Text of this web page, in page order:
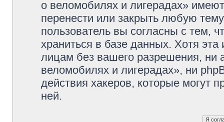
о веломобилях и лигерадах»
перенести или закрыть любую
пользователь вы согласны с тем,
храниться в базе данных. Хотя
лицам без вашего разрешения, ни
веломобилях и лигерадах», ни
действия хакеров, которые могут
ней.